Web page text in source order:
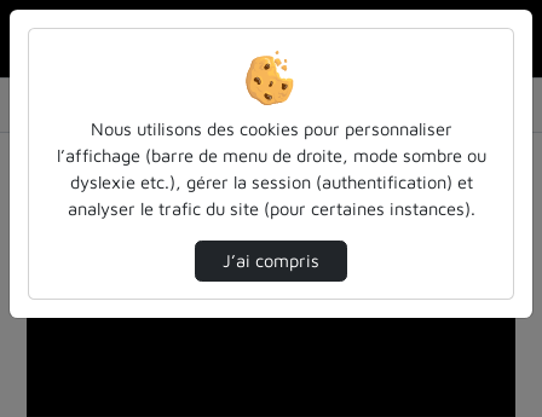
Trois expos de mars 2020 - BU Lettres, Scien…
Cette vidéo n'a pas pu être chargée, soit parce que le
serveur ou le réseau a échoué ou parce que le format
n'est pas reconnu.
Nous utilisons des cookies pour personnaliser
l’affichage (barre de menu de droite, mode sombre ou
dyslexie etc.), gérer la session (authentification) et
analyser le trafic du site (pour certaines instances).
J’ai compris